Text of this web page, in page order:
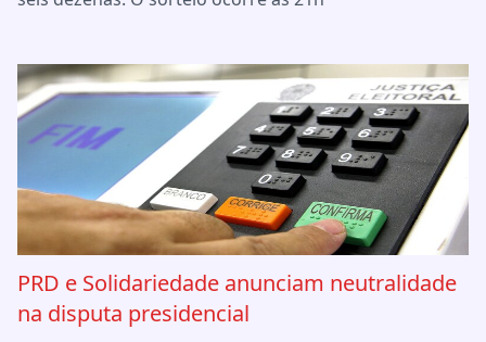
PRD e Solidariedade anunciam neutralidade
na disputa presidencial